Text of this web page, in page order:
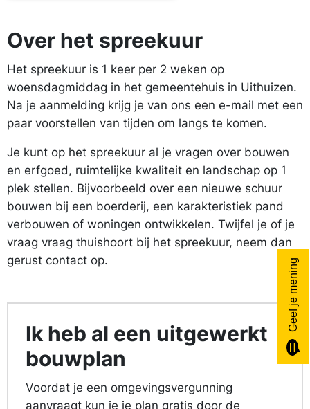
Over het spreekuur
Het spreekuur is 1 keer per 2 weken op
woensdagmiddag in het gemeentehuis in Uithuizen.
Na je aanmelding krijg je van ons een e-mail met een
paar voorstellen van tijden om langs te komen.
Je kunt op het spreekuur al je vragen over bouwen
en erfgoed, ruimtelijke kwaliteit en landschap op 1
plek stellen. Bijvoorbeeld over een nieuwe schuur
bouwen bij een boerderij, een karakteristiek pand
verbouwen of woningen ontwikkelen. Twijfel je of je
vraag vraag thuishoort bij het spreekuur, neem dan
gerust contact op.
Ik heb al een uitgewerkt
bouwplan
Voordat je een omgevings­vergunning
aanvraagt kun je je plan gratis door de
Geef je mening